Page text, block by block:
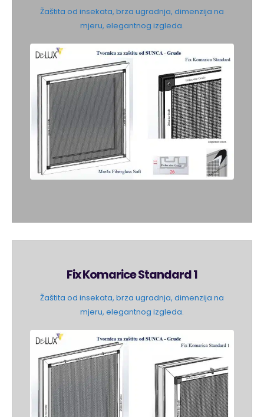
Žaštita od insekata, brza ugradnja, dimenzija na
mjeru, elegantnog izgleda.
Fix Komarice Standard 1
Žaštita od insekata, brza ugradnja, dimenzija na
mjeru, elegantnog izgleda.